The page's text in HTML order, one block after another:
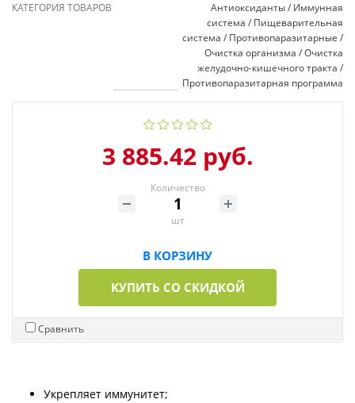
КАТЕГОРИЯ ТОВАРОВ
Антиоксиданты / Иммунная
система / Пищеварительная
система / Противопаразитарные /
Очистка организма / Очистка
желудочно-кишечного тракта /
Противопаразитарная программа
3 885.42 руб.
Количество
шт
В КОРЗИНУ
КУПИТЬ СО СКИДКОЙ
Сравнить
Укрепляет иммунитет;